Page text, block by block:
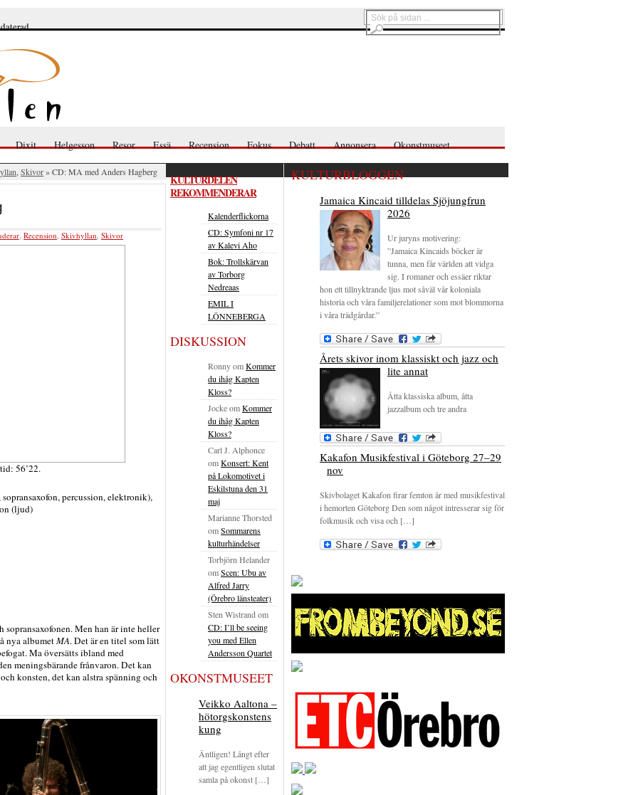
Dixit Helgesson Resor Essä Recension Fokus Debatt Annonsera Okonstmuseet
Skivor» CD: MA med Anders Hagberg
, Recension, Skivhyllan, Skivor
56’22.
percussion, elektronik),
(ljud)
sopransaxofonen. Men han är inte heller
nya albumetMA. Det är en titel som lätt
Ma översätts ibland med
meningsbärande frånvaron. Det kan
konsten, det kan alstra spänning och
KULTURDELEN
REKOMMENDERAR
Kalenderflickorna
CD: Symfoni nr 17
av Kalevi Aho
Bok: Trollskärvan
av Torborg
Nedreaas
EMIL I
LÖNNEBERGA
DISKUSSION
RonnyomKommer
du ihåg Kapten
Kloss?
JockeomKommer
du ihåg Kapten
Kloss?
Carl J. Alphonce
omKonsert: Kent
på Lokomotivet i
Eskilstuna den 31
maj
Marianne Thorsted
omSommarens
kulturhändelser
Torbjörn Helander
omScen: Ubu av
Alfred Jarry
(Örebro länsteater)
Sten Wistrand om
CD: I’ll be seeing
you med Ellen
Andersson Quartet
OKONSTMUSEET
Veikko Aaltona –
hötorgskonstens
kung
Äntligen! Långt efter
att jag egentligen slutat
samla på okonst […]
KULTURBLOGGEN
Jamaica Kincaid tilldelas Sjöjungfrun
2026
Ur juryns motivering:
”Jamaica Kincaids böcker är
tunna, men får världen att vidga
sig. I romaner och essäer riktar
hon ett tillnyktrande ljus mot såväl vår koloniala
historia och våra familjerelationer som mot blommorna
i våra trädgårdar.”
Årets skivor inom klassiskt och jazz och
lite annat
Åtta klassiska album, åtta
jazzalbum och tre andra
Kakafon Musikfestival i Göteborg 27–29
nov
Skivbolaget Kakafon firar femton år med musikfestival
i hemorten Göteborg Den som något intresserar sig för
folkmusik och visa och […]